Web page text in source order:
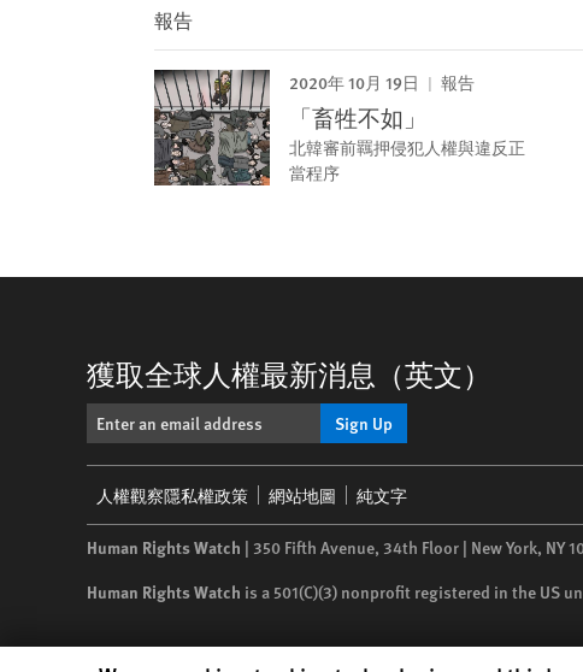
報告
2020年 10月 19日 報告
「畜牲不如」
北韓審前羈押侵犯人權與違反正
當程序
獲取全球人權最新消息（英文）
Sign Up
menu
人權觀察隱私權政策 網站地圖 純文字
Human Rights Watch | 350 Fifth Avenue, 34th Floor | New York, NY
Human Rights Watch is a 501(C)(3) nonprofit registered in the US